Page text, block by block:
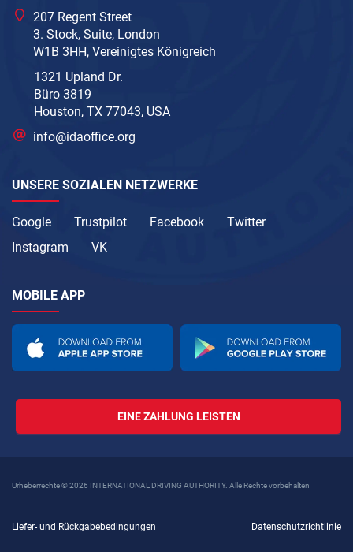
207 Regent Street
3. Stock, Suite, London
W1B 3HH, Vereinigtes Königreich
1321 Upland Dr.
Büro 3819
Houston, TX 77043, USA
info@idaoffice.org
UNSERE SOZIALEN NETZWERKE
Google Trustpilot Facebook
Twitter
Instagram
VK
MOBILE APP
EINE ZAHLUNG LEISTEN
Urheberrechte © 2026 INTERNATIONAL DRIVING AUTHORITY. Alle Rechte vorbehalten
Liefer- und Rückgabebedingungen Datenschutzrichtlinie